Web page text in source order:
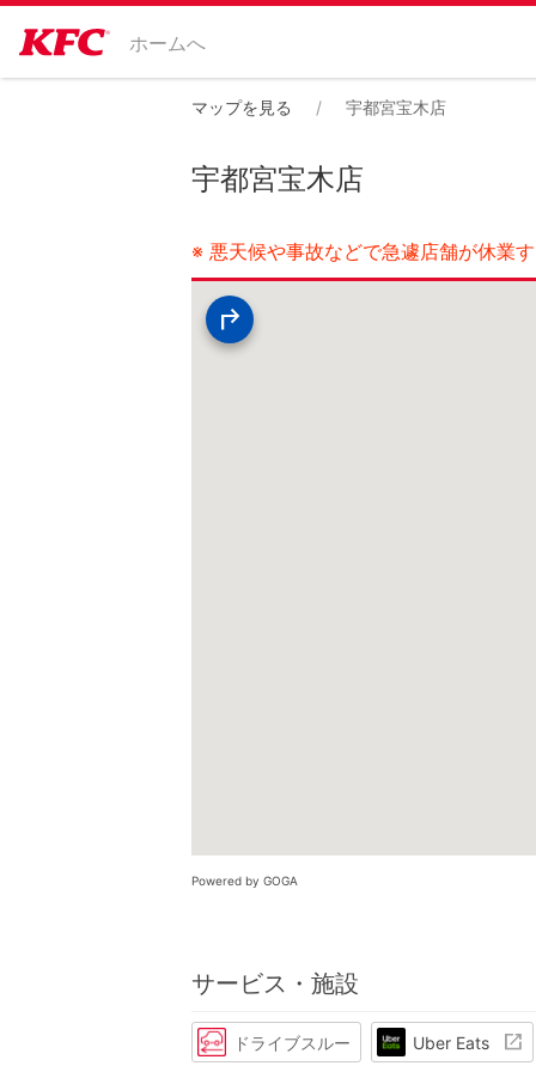
ホームへ
マップを見る 宇都宮宝木店
宇都宮宝木店
※ 悪天候や事故などで急遽店舗が休業
Powered by GOGA
サービス・施設
ドライブスルー Uber Eats